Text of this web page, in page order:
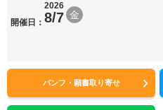
開催日：
2026
8/7 金
パンフ・願書取り寄せ